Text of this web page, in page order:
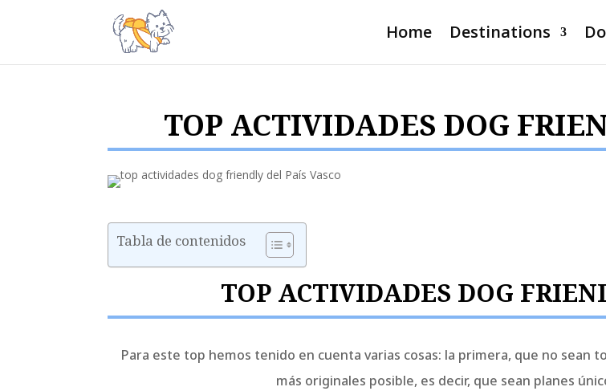
Home Destinations
TOP ACTIVIDADES DOG
Tabla de contenidos
TOP ACTIVIDADES DOG
Para este top hemos tenido en cuenta varias cosas: la primera, que no sean
más originales posible, es decir, que sean planes